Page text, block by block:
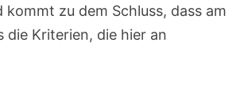
zu dem Schluss, dass am
die Kriterien, die hier an